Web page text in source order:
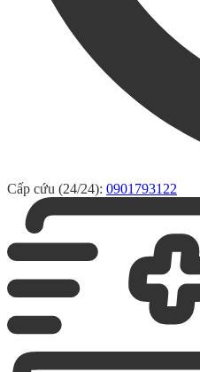
Cấp cứu (24/24): 0901793122